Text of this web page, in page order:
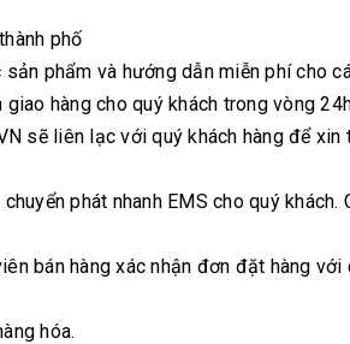
phố
phẩm và hướng dẫn miễn phí cho
hàng cho quý khách trong vòng
sẽ liên lạc với quý khách hàng để
phát nhanh EMS cho quý
bán hàng xác nhận đơn đặt hàng với
hóa.